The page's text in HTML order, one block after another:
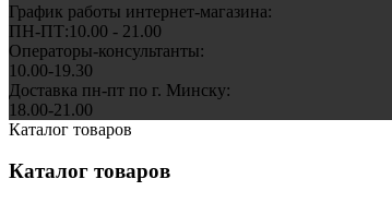
График работы интернет-магазина:
ПН-ПТ:10.00 - 21.00
Операторы-консультанты:
10.00-19.30
Доставка пн-пт по г. Минску:
18.00-21.00
Каталог товаров
Каталог товаров